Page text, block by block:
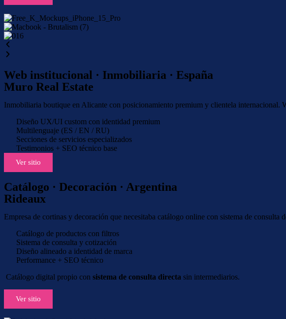
Web institucional · Inmobiliaria · España
Muro Real Estate
Inmobiliaria boutique en Alicante con posicionamiento premium y clientela
Diseño UX/UI custom con identidad premium
Multilenguaje (ES / EN / RU)
Secciones de servicios especializados
Testimonios + SEO técnico base
Ver sitio
Catálogo · Decoración · Argentina
Rideaux
Empresa de cortinas y decoración que necesitaba catálogo online con sistema de
Catálogo de productos con filtros
Sistema de consulta y cotización
Diseño alineado a identidad de marca
Performance + SEO técnico
Catálogo digital propio con sistema de consulta directa sin intermediarios.
Ver sitio